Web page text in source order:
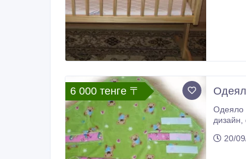
6 000 тенге 〒
Одеяло
дизайн, форма позволяющая использовать его в люльке, автокресле, слинге или просто у вас на руках. болееподробную
20/